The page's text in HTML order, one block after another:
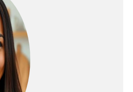
recommandé pour
des saucisses, en
utilisant la fonction
de friture à l'air par
rapport aux fours
conventionnels) 2
ZONES DE CUISSON
INDÉPENDANTES :